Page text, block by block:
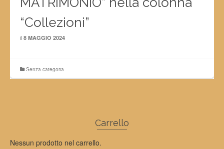
“Collezioni”
il 8 MAGGIO 2024
Senza categoria
Carrello
Nessun prodotto nel carrello.